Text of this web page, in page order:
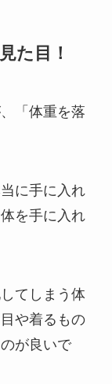
た目！
「体重を落
に手に入れ
を手に入れ
てしまう体
や着るもの
が良いで